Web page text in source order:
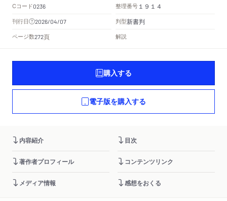
Cコード0236 整理番号 １９１４
刊行日 2026/04/07 判型新書判
ページ数272頁 解説
購入する
電子版を購入する
内容紹介 目次
著作者プロフィール コンテンツリンク
メディア情報 感想をおくる